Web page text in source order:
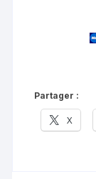
Partager :
X